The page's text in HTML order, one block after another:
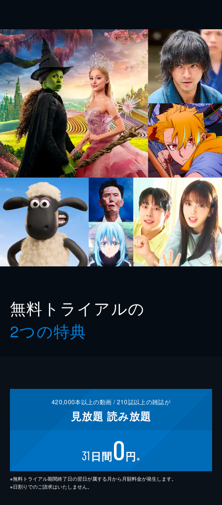
無料トライアルの
2つの特典
420,000本以上の動画 /210誌以上の雑誌が
見放題 読み放題
31 日間0円 ※
※無料トライアル期間終了日の翌日が属する月から月額料金が発生します。
※日割りでのご請求はいたしません。